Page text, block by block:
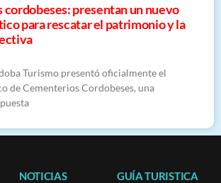
presentan un nuevo
para rescatar el patrimonio y la
Turismo presentó oficialmente el
de Cementerios Cordobeses, una
NOTICIAS GUÍA TURISTICA